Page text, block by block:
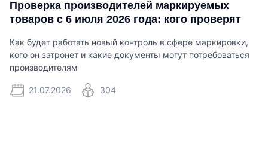
Проверка производителей маркируемых
товаров с 6 июля 2026 года: кого проверят
Как будет работать новый контроль в сфере маркировки,
кого он затронет и какие документы могут потребоваться
производителям
21.07.2026 304